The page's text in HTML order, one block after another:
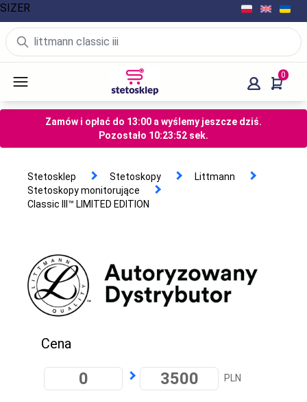
0
Zamów i opłać do 13:00 a wyślemy jeszcze dziś.
Pozostało 10:23:52 sek.
Stetosklep Stetoskopy
Littmann
Stetoskopy monitorujące
Classic III™ LIMITED EDITION
Cena
PLN
SIZER